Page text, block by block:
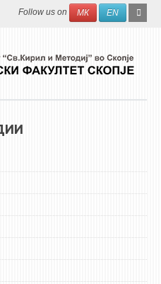
Search
Follow us on МК EN
НАУЧНО СПИСАНИЕ